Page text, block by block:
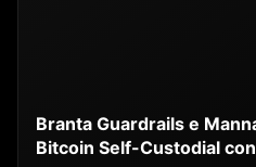
Branta Guardrails e
Bitcoin Self-Custodial